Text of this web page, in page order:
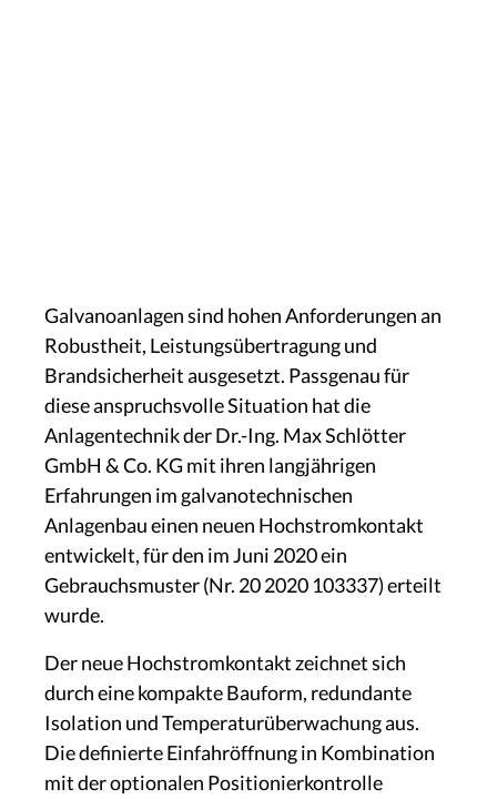
Galvanoanlagen sind hohen Anforderungen an
Robustheit, Leistungsübertragung und
Brandsicherheit ausgesetzt. Passgenau für
diese anspruchsvolle Situation hat die
Anlagentechnik der Dr.-Ing. Max Schlötter
GmbH & Co. KG mit ihren langjährigen
Erfahrungen im galvanotechnischen
Anlagenbau einen neuen Hochstromkontakt
entwickelt, für den im Juni 2020 ein
Gebrauchsmuster (Nr. 20 2020 103337) erteilt
wurde.
Der neue Hochstromkontakt zeichnet sich
durch eine kompakte Bauform, redundante
Isolation und Temperaturüberwachung aus.
Die definierte Einfahröffnung in Kombination
mit der optionalen Positionierkontrolle